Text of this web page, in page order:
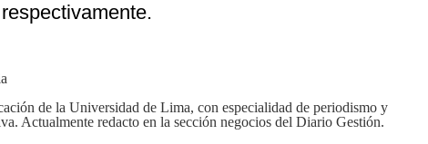
de la Universidad de Lima, con especialidad de periodismo y
Actualmente redacto en la sección negocios del Diario Gestión.